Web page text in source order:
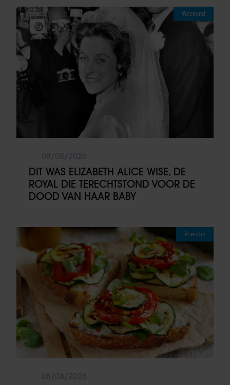
Weekend
DIT WAS ELIZABETH ALICE WISE, DE
ROYAL DIE TERECHTSTOND VOOR DE
DOOD VAN HAAR BABY
Vriendin